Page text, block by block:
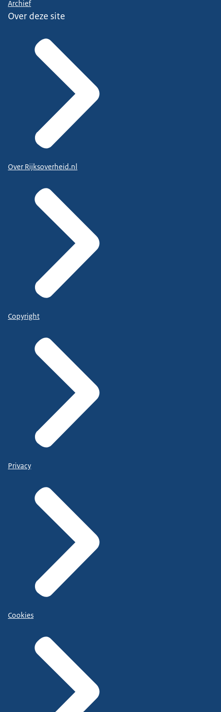
Archief
Over deze site
Over Rijksoverheid.nl
Copyright
Privacy
Cookies